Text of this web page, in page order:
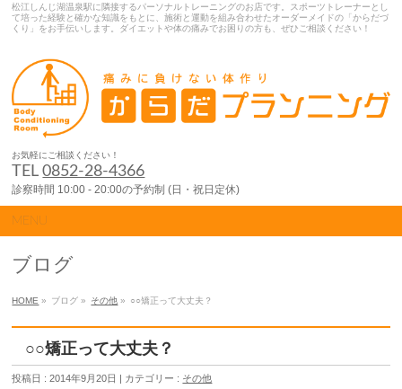
松江しんじ湖温泉駅に隣接するパーソナルトレーニングのお店です。スポーツトレーナーとし
て培った経験と確かな知識をもとに、施術と運動を組み合わせたオーダーメイドの「からだづ
くり」をお手伝いします。ダイエットや体の痛みでお困りの方も、ぜひご相談ください！
お気軽にご相談ください！
TEL0852-28-4366
診察時間 10:00 - 20:00の予約制 (日・祝日定休)
MENU
ブログ
HOME » ブログ » その他 » ○○矯正って大丈夫？
○○矯正って大丈夫？
投稿日 : 2014年9月20日 | カテゴリー : その他